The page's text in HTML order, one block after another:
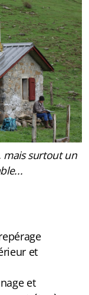
mais surtout un
et
et